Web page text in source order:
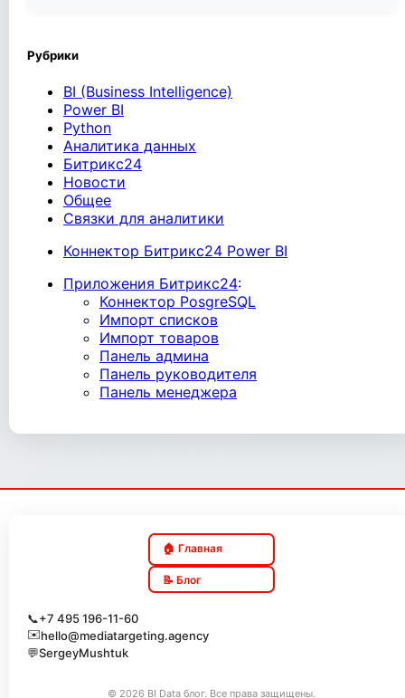
Рубрики
BI (Business Intelligence)
Power BI
Python
Аналитика данных
Битрикс24
Новости
Общее
Связки для аналитики
Коннектор Битрикс24 Power BI
Приложения Битрикс24:
Коннектор PosgreSQL
Импорт списков
Импорт товаров
Панель админа
Панель руководителя
Панель менеджера
🏠 Главная
📝 Блог
📞+7 495 196-11-60
✉️hello@mediatargeting.agency
💬SergeyMushtuk
© 2026 BI Data блог. Все права защищены.